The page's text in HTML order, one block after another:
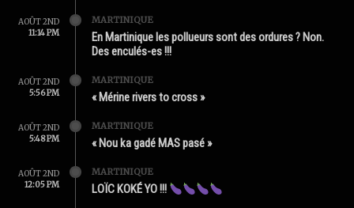
AOÛT 2ND
11:14 PM
MARTINIQUE
En Martinique les pollueurs sont des ordures ? Non.
Des enculés-es !!!
AOÛT 2ND
5:56 PM
MARTINIQUE
« Mérine rivers to cross »
AOÛT 2ND
5:48 PM
MARTINIQUE
« Nou ka gadé MAS pasé »
AOÛT 2ND
12:05 PM
MARTINIQUE
LOÏC KOKÉ YO !!!